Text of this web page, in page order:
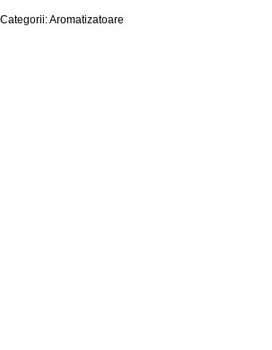
Categorii: Aromatizatoare